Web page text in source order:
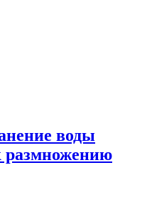
воды
размножению